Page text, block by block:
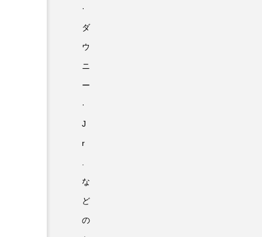
·
ダ
ウ
ニ
ー
·
J
r
な
ど
の